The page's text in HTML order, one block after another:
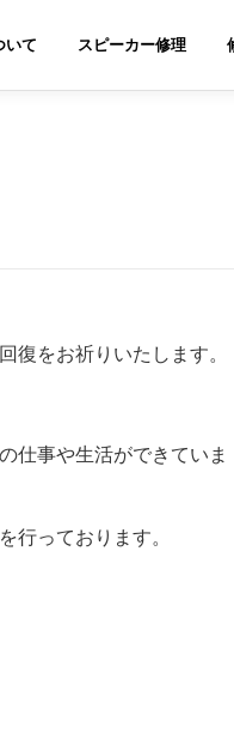
いて スピーカー修理
をお祈りいたします。
仕事や生活ができていま
っております。